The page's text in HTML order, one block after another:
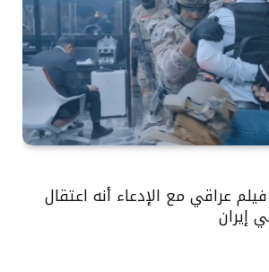
عراقي مع الإدعاء أنه اعتقال
إيران